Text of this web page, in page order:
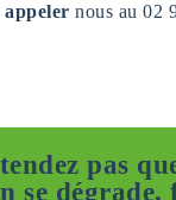
appeler nous au 02
pas
se dégrade,